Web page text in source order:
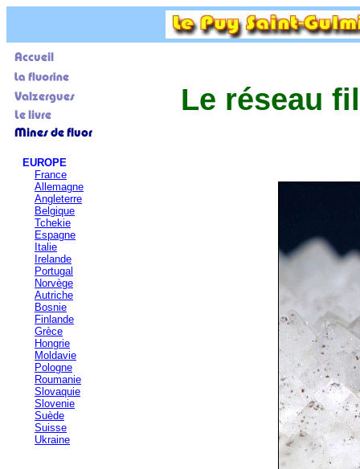
EUROPE
France
Allemagne
Angleterre
Belgique
Tchekie
Espagne
Italie
Irelande
Portugal
Norvège
Autriche
Bosnie
Finlande
Grèce
Hongrie
Moldavie
Pologne
Roumanie
Slovaquie
Slovenie
Suède
Suisse
Ukraine
Le réseau